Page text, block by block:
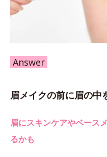
Answer
眉メイクの前に眉の中
眉にスキンケアやベース
るかも